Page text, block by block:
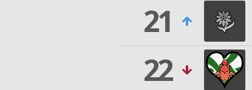
21
22